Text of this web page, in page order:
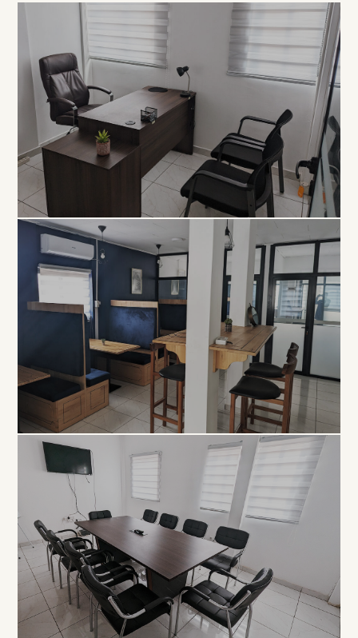
EXCLUSIVITÉ
Bureau
Privé
À PARTIR DE 80 000 FCFA / MOIS
COLLABORATIF
Open
Space
À PARTIR DE 5 000 FCFA / JOUR